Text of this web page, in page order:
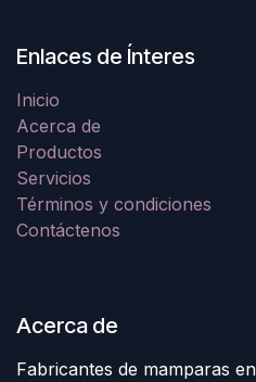
Enlaces de Ínteres
Inicio
Acerca de
Productos
Servicios
Términos y condiciones
Contáctenos
Acerca de
Fabricantes de mamparas